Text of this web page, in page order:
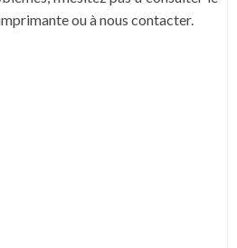
ou à nous contacter.